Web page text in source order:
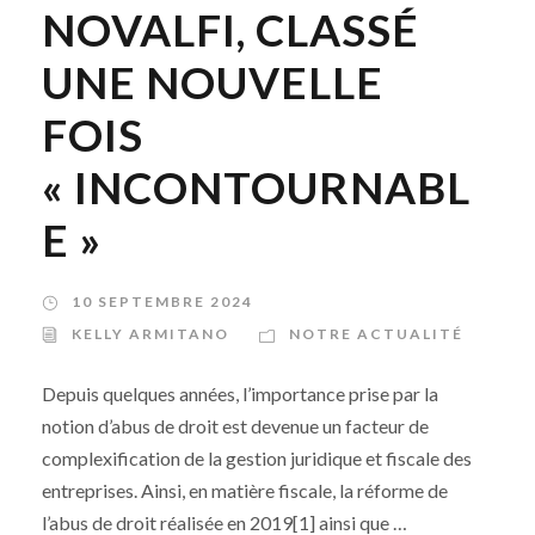
NOVALFI, CLASSÉ
UNE NOUVELLE
FOIS
« INCONTOURNABL
E »
10 SEPTEMBRE 2024
KELLY ARMITANO
NOTRE ACTUALITÉ
Depuis quelques années, l’importance prise par la
notion d’abus de droit est devenue un facteur de
complexification de la gestion juridique et fiscale des
entreprises. Ainsi, en matière fiscale, la réforme de
l’abus de droit réalisée en 2019[1] ainsi que …